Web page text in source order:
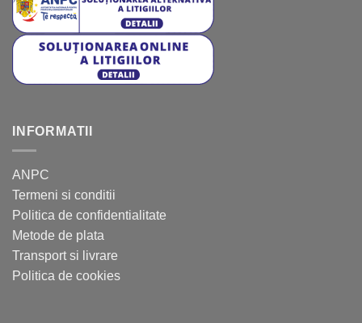
INFORMATII
ANPC
Termeni si conditii
Politica de confidentialitate
Metode de plata
Transport si livrare
Politica de cookies